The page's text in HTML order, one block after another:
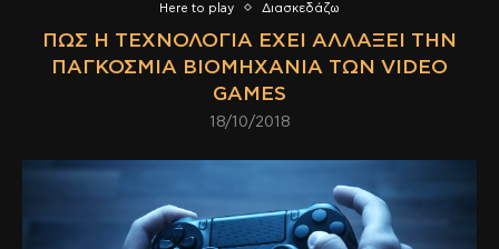
Here to play Διασκεδάζω
ΠΏΣ Η ΤΕΧΝΟΛΟΓΊΑ ΈΧΕΙ ΑΛΛΆΞΕΙ ΤΗΝ
ΠΑΓΚΌΣΜΙΑ ΒΙΟΜΗΧΑΝΊΑ ΤΩΝ VIDEO
GAMES
18/10/2018